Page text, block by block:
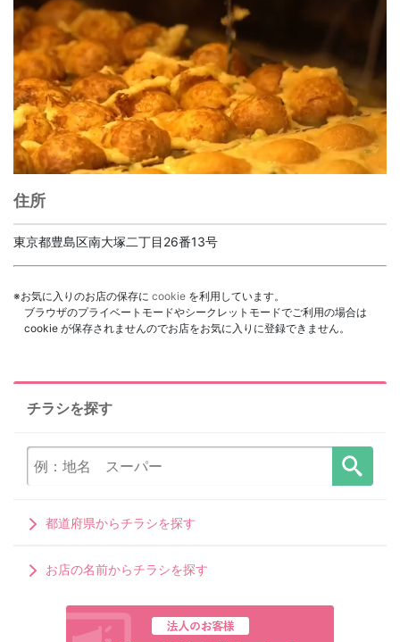
住所
東京都豊島区南大塚二丁目26番13号
※お気に入りのお店の保存に cookie を利用しています。
ブラウザのプライベートモードやシークレットモードでご利用の場合は
cookie が保存されませんのでお店をお気に入りに登録できません。
チラシを探す
都道府県からチラシを探す
お店の名前からチラシを探す